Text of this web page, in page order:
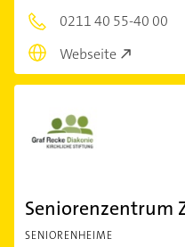
0211 40 55-40 00
Webseite
Seniorenzentrum
SENIORENHEIME